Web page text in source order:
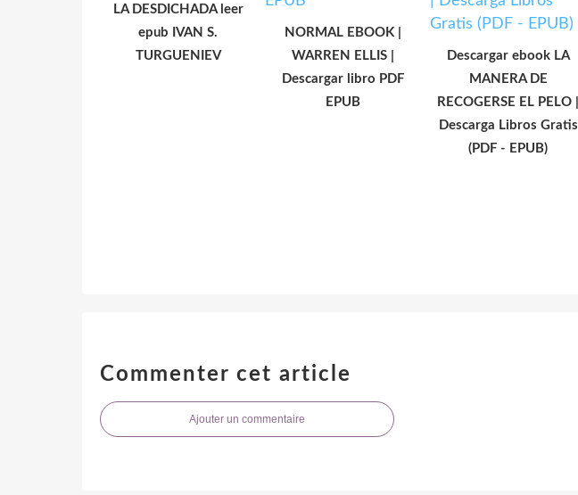
LA DESDICHADA leer
epub IVAN S.
TURGUENIEV
NORMAL EBOOK |
WARREN ELLIS |
Descargar libro PDF
EPUB
Descargar ebook LA
MANERA DE
RECOGERSE EL PELO |
Descarga Libros Gratis
(PDF - EPUB)
Commenter cet article
Ajouter un commentaire